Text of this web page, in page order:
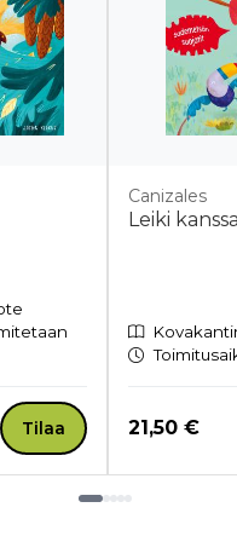
Tilaa
Canizales
Leiki
Hinta nyt
21,50 €